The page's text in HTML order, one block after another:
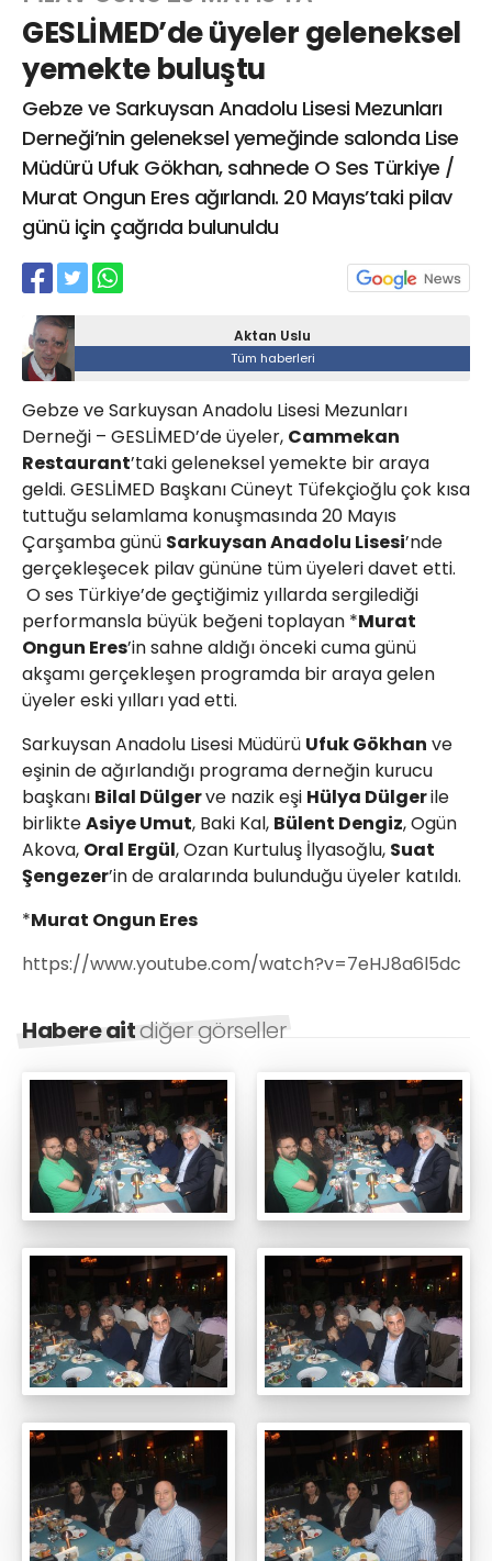
GESLİMED’de üyeler geleneksel
yemekte buluştu
Gebze ve Sarkuysan Anadolu Lisesi Mezunları
Derneği’nin geleneksel yemeğinde salonda Lise
Müdürü Ufuk Gökhan, sahnede O Ses Türkiye /
Murat Ongun Eres ağırlandı. 20 Mayıs’taki pilav
günü için çağrıda bulunuldu
Aktan Uslu
Tüm haberleri
Gebze ve Sarkuysan Anadolu Lisesi Mezunları
Derneği – GESLİMED’de üyeler, Cammekan
Restaurant’taki geleneksel yemekte bir araya
geldi. GESLİMED Başkanı Cüneyt Tüfekçioğlu çok kısa
tuttuğu selamlama konuşmasında 20 Mayıs
Çarşamba günü Sarkuysan Anadolu Lisesi’nde
gerçekleşecek pilav gününe tüm üyeleri davet etti.
O ses Türkiye’de geçtiğimiz yıllarda sergilediği
performansla büyük beğeni toplayan *Murat
Ongun Eres’in sahne aldığı önceki cuma günü
akşamı gerçekleşen programda bir araya gelen
üyeler eski yılları yad etti.
Sarkuysan Anadolu Lisesi Müdürü Ufuk Gökhan ve
eşinin de ağırlandığı programa derneğin kurucu
başkanı Bilal Dülgerve nazik eşi Hülya Dülgerile
birlikteAsiye Umut, Baki Kal, Bülent Dengiz, Ogün
Akova, Oral Ergül, Ozan Kurtuluş İlyasoğlu, Suat
Şengezer’in de aralarında bulunduğu üyeler katıldı.
*Murat Ongun Eres
https://www.youtube.com/watch?v=7eHJ8a6l5dc
Habere aitdiğer görseller
Web TV
Hacı Halil Mahallesi, İsmetpaşa
Caddesi, Beşiroğlu Altın Han Kat: 1
(BİLKAR)Gebze - KOCAELİ
aktanuslu@gmail.com